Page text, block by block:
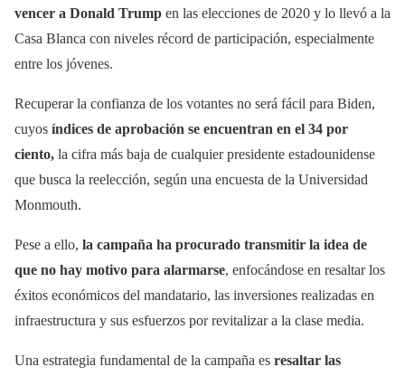
vencer a Donald Trump en las elecciones de 2020 y lo llevó a la
Casa Blanca con niveles récord de participación, especialmente
entre los jóvenes.
Recuperar la confianza de los votantes no será fácil para Biden,
cuyos índices de aprobación se encuentran en el 34 por
ciento, la cifra más baja de cualquier presidente estadounidense
que busca la reelección, según una encuesta de la Universidad
Monmouth.
Pese a ello, la campaña ha procurado transmitir la idea de
que no hay motivo para alarmarse, enfocándose en resaltar los
éxitos económicos del mandatario, las inversiones realizadas en
infraestructura y sus esfuerzos por revitalizar a la clase media.
Una estrategia fundamental de la campaña es resaltar las